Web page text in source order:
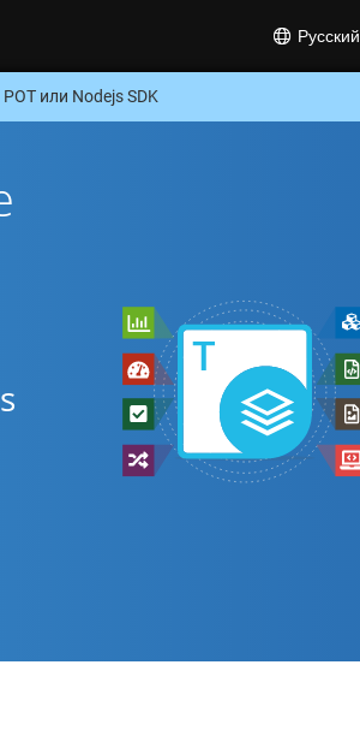
Русский
или Nodejs SDK